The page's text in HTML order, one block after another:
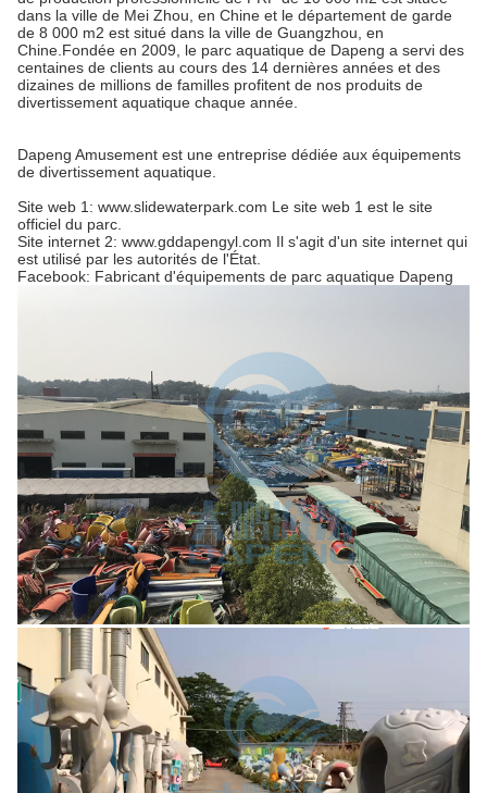
dans la ville de Mei Zhou, en Chine et le département de garde
de 8 000 m2 est situé dans la ville de Guangzhou, en
Chine.Fondée en 2009, le parc aquatique de Dapeng a servi des
centaines de clients au cours des 14 dernières années et des
dizaines de millions de familles profitent de nos produits de
divertissement aquatique chaque année.
Dapeng Amusement est une entreprise dédiée aux équipements
de divertissement aquatique.
Site web 1: www.slidewaterpark.com Le site web 1 est le site
officiel du parc.
Site internet 2: www.gddapengyl.com Il s'agit d'un site internet qui
est utilisé par les autorités de l'État.
Facebook: Fabricant d'équipements de parc aquatique Dapeng